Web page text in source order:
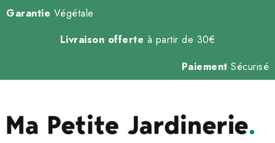
Garantie Végétale
Livraison offerte à partir de 30€
Paiement Sécurisé